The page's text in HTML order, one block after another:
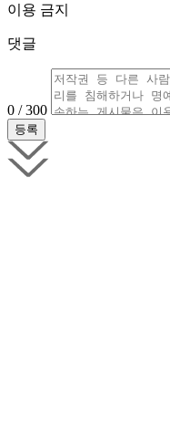
이용 금지
댓글
0 / 300